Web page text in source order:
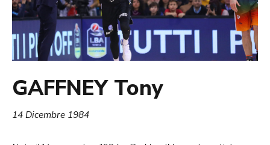
GAFFNEY Tony
14 Dicembre 1984